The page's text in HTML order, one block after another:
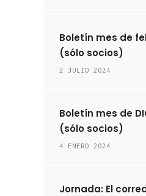
Boletín mes de
(sólo socios)
2 JULIO 2024
Boletín mes de
(sólo socios)
4 ENERO 2024
Jornada: El